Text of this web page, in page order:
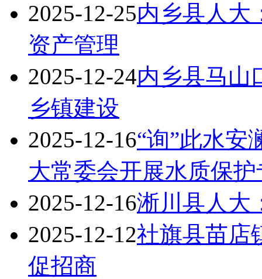
2025-12-25内乡县人大
资产管理
2025-12-24内乡县马山
乡镇建设
2025-12-16“询”此水
大常委会开展水质保
2025-12-16淅川县人大
2025-12-12社旗县苗店
促招商